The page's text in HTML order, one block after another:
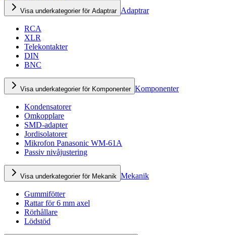
Visa underkategorier för Adaptrar Adaptrar
RCA
XLR
Telekontakter
DIN
BNC
Visa underkategorier för Komponenter Komponenter
Kondensatorer
Omkopplare
SMD-adapter
Jordisolatorer
Mikrofon Panasonic WM-61A
Passiv nivåjustering
Visa underkategorier för Mekanik Mekanik
Gummifötter
Rattar för 6 mm axel
Rörhållare
Lödstöd